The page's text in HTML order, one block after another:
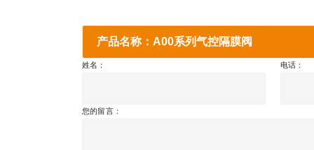
产品名称：A00系列气控隔膜阀
姓名： 电话：
您的留言：